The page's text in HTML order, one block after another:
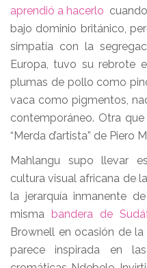
aprendió a hacerlo
bajo dominio británico,
simpatía con la
Europa, tuvo su rebrote
plumas de pollo como
vaca como pigmentos,
contemporáneo. Otra
“Merda d’artista” de Piero
Mahlangu supo llevar
cultura visual africana de
la jerarquía inmanente
misma bandera de
Brownell en ocasión de
parece inspirada en